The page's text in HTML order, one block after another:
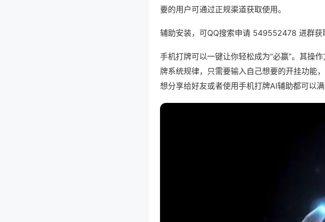
要的用户可通过正规渠道获取使用。
辅助安装，可QQ搜索申请 549552478 进群获
手机打牌可以一键让你轻松成为“必赢”。其操
牌系统规律，只需要输入自己想要的开挂功能
想分享给好友或者使用手机打牌AI辅助都可以满